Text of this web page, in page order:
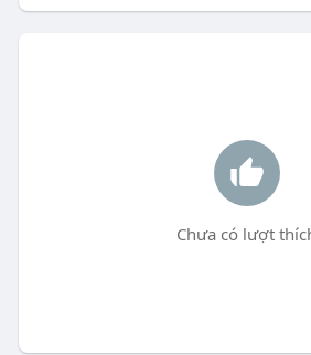
Chưa có lượt